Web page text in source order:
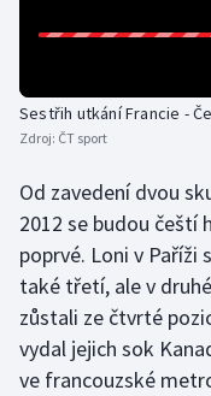
Ragby
Rychlobruslení
Rychlostní kanoistika
Short track
Sportovní střelba
Sestřih utkání Francie -
Zdroj: ČT sport
Od zavedení dvou
2012 se budou
poprvé. Loni v Paříži
také třetí, ale v
zůstali ze čtvrté
vydal jejich sok
ve francouzské